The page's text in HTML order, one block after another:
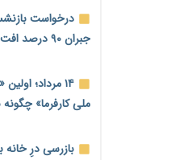
خانه کارگر
می‌شود
رئیس سازمان
مالیات هستند
درخواست
جبران ۹۰ درصد افت ضریب زمان برقراری
۱۴ مرداد؛
ملی کارفرما»
بازرسی درِ خانه